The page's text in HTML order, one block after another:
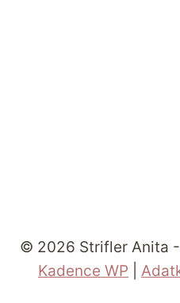
© 2026 Strifler Anita
Kadence WP